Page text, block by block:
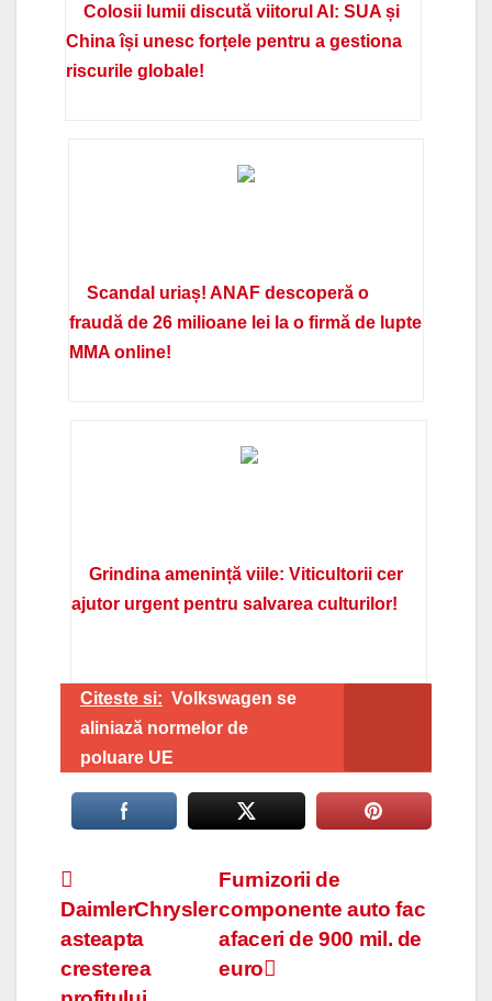
Colosii lumii discută viitorul AI: SUA și
China își unesc forțele pentru a gestiona
riscurile globale!
Scandal uriaș! ANAF descoperă o
fraudă de 26 milioane lei la o firmă de lupte
MMA online!
Grindina amenință viile: Viticultorii cer
ajutor urgent pentru salvarea culturilor!
Citeste si: Volkswagen se
aliniază normelor de
poluare UE
Navigare
în
articole
Furnizorii de
componente auto fac
afaceri de 900 mil. de
euro
DaimlerChrysler
asteapta
cresterea